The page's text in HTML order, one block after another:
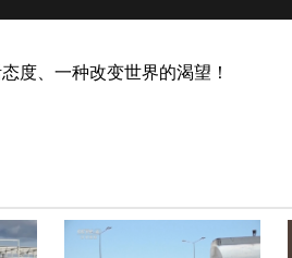
度、一种改变世界的渴望！